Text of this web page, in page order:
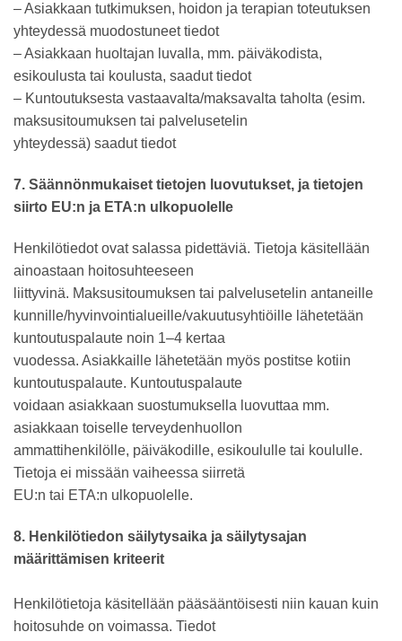
– Asiakkaan tutkimuksen, hoidon ja terapian toteutuksen
yhteydessä muodostuneet tiedot
– Asiakkaan huoltajan luvalla, mm. päiväkodista,
esikoulusta tai koulusta, saadut tiedot
– Kuntoutuksesta vastaavalta/maksavalta taholta (esim.
maksusitoumuksen tai palvelusetelin
yhteydessä) saadut tiedot
7. Säännönmukaiset tietojen luovutukset, ja tietojen
siirto EU:n ja ETA:n ulkopuolelle
Henkilötiedot ovat salassa pidettäviä. Tietoja käsitellään
ainoastaan hoitosuhteeseen
liittyvinä. Maksusitoumuksen tai palvelusetelin antaneille
kunnille/hyvinvointialueille/vakuutusyhtiöille lähetetään
kuntoutuspalaute noin 1–4 kertaa
vuodessa. Asiakkaille lähetetään myös postitse kotiin
kuntoutuspalaute. Kuntoutuspalaute
voidaan asiakkaan suostumuksella luovuttaa mm.
asiakkaan toiselle terveydenhuollon
ammattihenkilölle, päiväkodille, esikoululle tai koululle.
Tietoja ei missään vaiheessa siirretä
EU:n tai ETA:n ulkopuolelle.
8. Henkilötiedon säilytysaika ja säilytysajan
määrittämisen kriteerit
Henkilötietoja käsitellään pääsääntöisesti niin kauan kuin
hoitosuhde on voimassa. Tiedot